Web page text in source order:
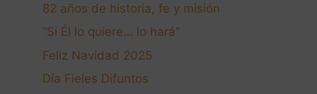
82 años de historia, fe y misión
“Si Él lo quiere… lo hará”
Feliz Navidad 2025
Día Fieles Difuntos